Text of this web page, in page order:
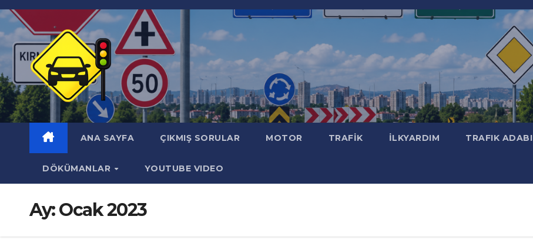
Skip
content
ANA SAYFA ÇIKMIŞ SORULAR MOTOR TRAFİK İLKYARDIM TRAFIK ADABI
DÖKÜMANLAR YOUTUBE VIDEO
Ay:Ocak 2023